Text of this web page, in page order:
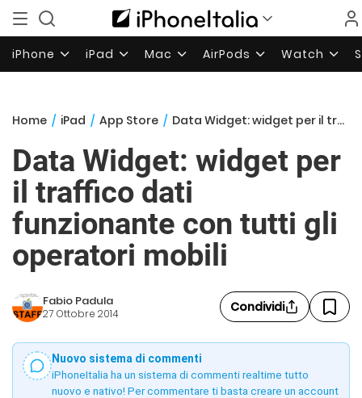
iPhone iPad Mac AirPods Watch
Home / iPad / App Store / Data Widget: widget per il traffico dati funzionante con tutti gli operatori mobili
Data Widget: widget per
il traffico dati
funzionante con tutti gli
operatori mobili
Fabio Padula
27 Ottobre 2014 Condividi
Nuovo sistema di commenti
iPhoneItalia ha un sistema di commenti realtime tutto
nuovo e nativo! Per commentare ti basta creare un account